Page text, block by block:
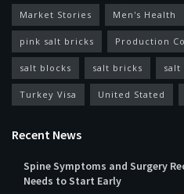
Market Stories Men's Health
pink salt bricks Production
salt blocks salt bricks salt
Turkey Visa United Stated
Recent News
Spine Symptoms and Surgery
Needs to Start Early